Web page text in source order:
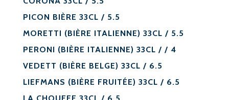
PICON BIÈRE 33CL / 5.5
MORETTI (BIÈRE ITALIENNE) 33CL / 5.5
PERONI (BIÈRE ITALIENNE) 33CL / / 4
VEDETT (BIÈRE BELGE) 33CL / 6.5
LIEFMANS (BIÈRE FRUITÉE) 33CL / 6.5